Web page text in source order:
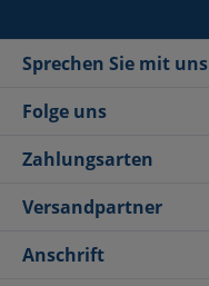
Sprechen Sie mit uns
Folge uns
Zahlungsarten
Versandpartner
Anschrift